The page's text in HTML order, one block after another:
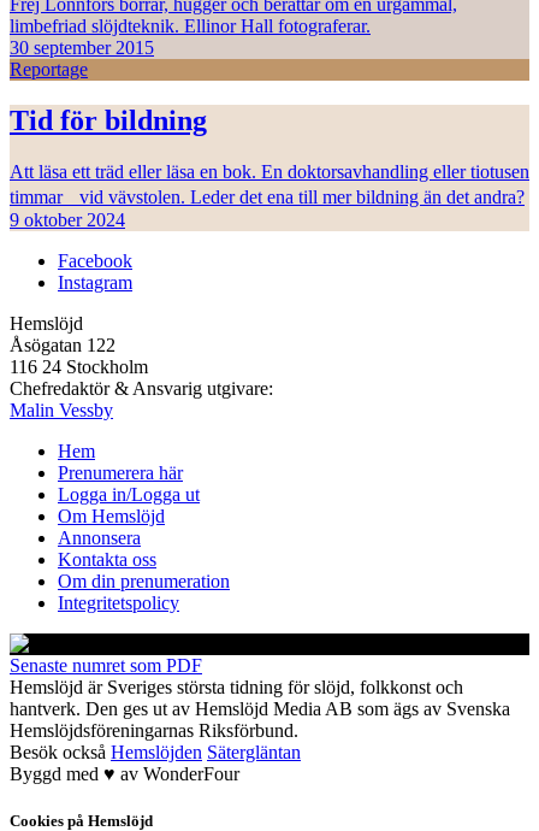
limbefriad slöjdteknik. Ellinor Hall fotograferar.
30 september 2015
Reportage
Tid för bildning
Att läsa ett träd eller läsa en bok. En doktorsavhandling eller tiotusen
timmar vid vävstolen. Leder det ena till mer bildning än det andra?
9 oktober 2024
Facebook
Instagram
Hemslöjd
Åsögatan 122
116 24 Stockholm
Chefredaktör & Ansvarig utgivare:
Malin Vessby
Hem
Prenumerera här
Logga in/Logga ut
Om Hemslöjd
Annonsera
Kontakta oss
Om din prenumeration
Integritetspolicy
Senaste numret som PDF
Hemslöjd är Sveriges största tidning för slöjd, folkkonst och
hantverk. Den ges ut av Hemslöjd Media AB som ägs av Svenska
Hemslöjdsföreningarnas Riksförbund.
Besök också Hemslöjden Sätergläntan
Byggd med ♥ av WonderFour
Cookies på Hemslöjd